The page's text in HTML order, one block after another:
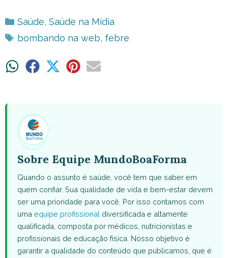
Categorias
Saúde, Saúde na Mídia
Tags
bombando na web, febre
ShareShare ShareShareShare
Sobre Equipe MundoBoaForma
Quando o assunto é saúde, você tem que saber em
quem confiar. Sua qualidade de vida e bem-estar devem
ser uma prioridade para você. Por isso contamos com
uma equipe profissional diversificada e altamente
qualificada, composta por médicos, nutricionistas e
profissionais de educação física. Nosso objetivo é
garantir a qualidade do conteúdo que publicamos, que é